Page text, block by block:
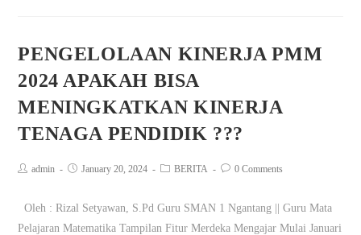
PENGELOLAAN KINERJA PMM
2024 APAKAH BISA
MENINGKATKAN KINERJA
TENAGA PENDIDIK ???
admin January 20, 2024 BERITA 0 Comments
Oleh : Rizal Setyawan, S.Pd Guru SMAN 1 Ngantang || Guru Mata
Pelajaran Matematika Tampilan Fitur Merdeka Mengajar Mulai Januari